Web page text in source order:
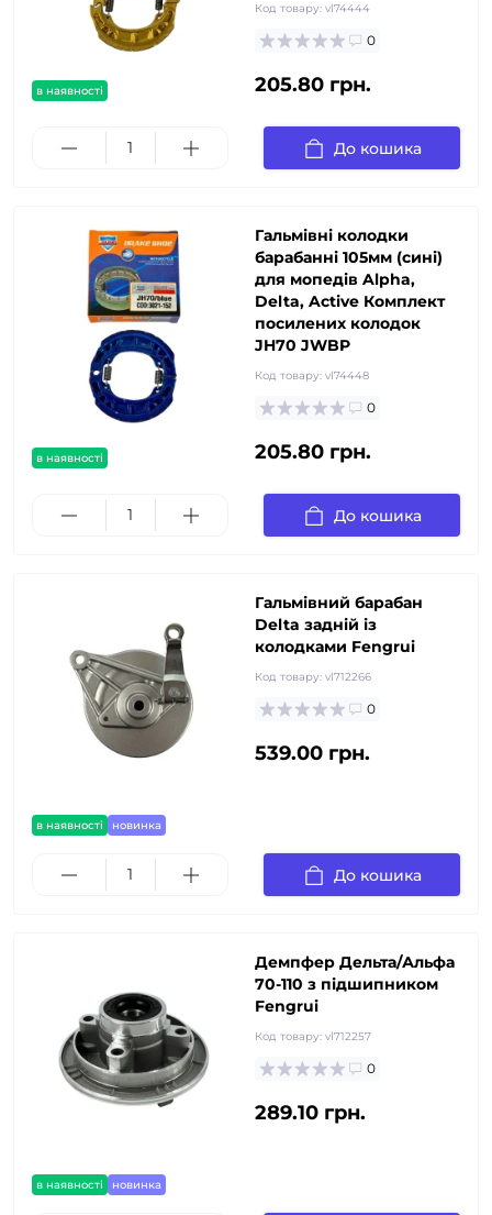
в наявності
Код товару: vl74444
0
205.80 грн.
До кошика
в наявності
Гальмівні колодки
барабанні 105мм (сині)
для мопедів Alpha,
Delta, Active Комплект
посилених колодок
JH70 JWBP
Код товару: vl74448
0
205.80 грн.
До кошика
в наявності новинка
Гальмівний барабан
Delta задній із
колодками Fengrui
Код товару: vl712266
0
539.00 грн.
До кошика
в наявності новинка
Демпфер Дельта/Альфа
70-110 з підшипником
Fengrui
Код товару: vl712257
0
289.10 грн.